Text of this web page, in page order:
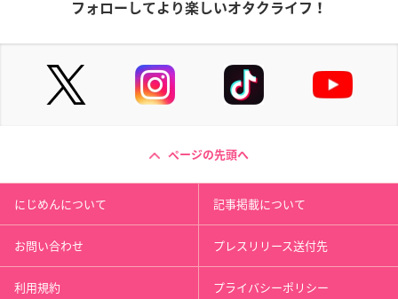
フォローしてより楽しいオタクライフ！
ページの先頭へ
にじめんについて 記事掲載について
お問い合わせ プレスリリース送付先
利用規約 プライバシーポリシー